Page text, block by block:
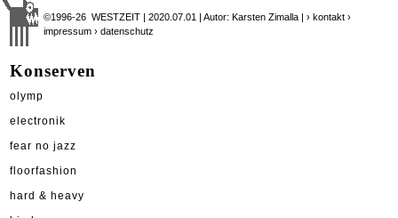
©1996-26 WESTZEIT | 2020.07.01 | Autor: Karsten Zimalla |› kontakt ›
impressum › datenschutz
Konserven
olymp
electronik
fear no jazz
floorfashion
hard & heavy